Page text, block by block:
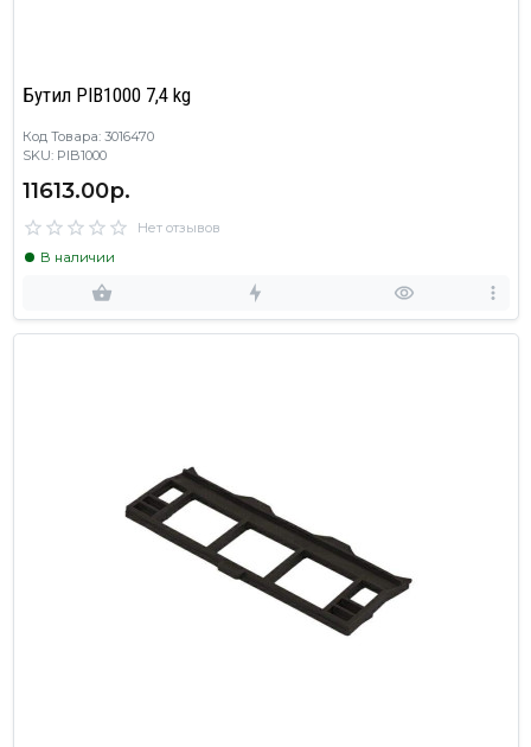
Бутил PIB1000 7,4 kg
Код Товара: 3016470
SKU: PIB1000
11613.00р.
Нет отзывов
В наличии